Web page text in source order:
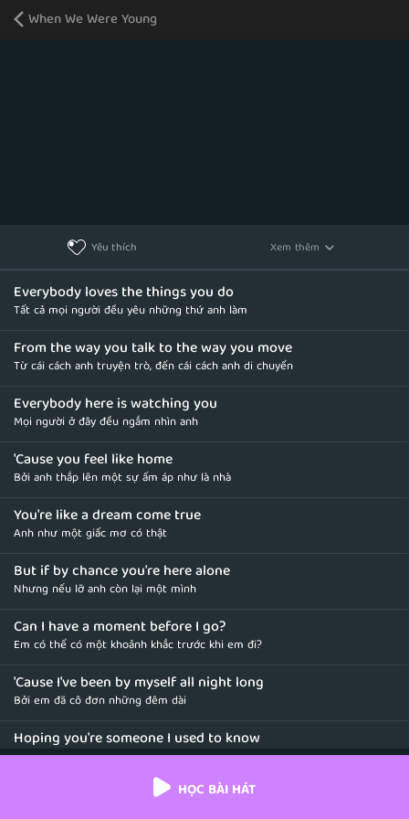
When We Were Young
Yêu thích Xem thêm
Everybody loves the things you do
Tất cả mọi người đều yêu những thứ anh làm
From the way you talk to the way you move
Từ cái cách anh truyện trò, đến cái cách anh di chuyển
Everybody here is watching you
Mọi người ở đây đều ngắm nhìn anh
'Cause you feel like home
Bởi anh thắp lên một sự ấm áp như là nhà
You're like a dream come true
Anh như một giấc mơ có thật
But if by chance you're here alone
Nhưng nếu lỡ anh còn lại một mình
Can I have a moment before I go?
Em có thể có một khoảnh khắc trước khi em đi?
'Cause I've been by myself all night long
Bởi em đã cô đơn những đêm dài
Hoping you're someone I used to know
Hy vọng anh vẫn là người nào đó mà em từng biết
HỌC BÀI HÁT